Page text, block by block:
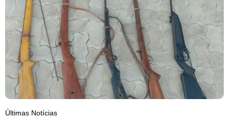
Últimas Notícias